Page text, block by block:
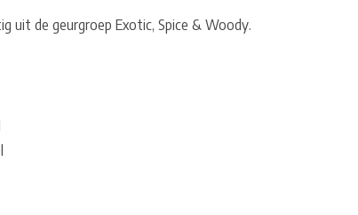
uit de geurgroep Exotic, Spice & Woody.